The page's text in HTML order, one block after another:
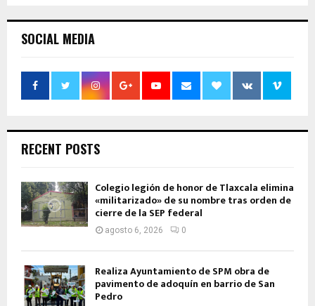
SOCIAL MEDIA
RECENT POSTS
Colegio legión de honor de Tlaxcala elimina
«militarizado» de su nombre tras orden de
cierre de la SEP federal
agosto 6, 2026 0
Realiza Ayuntamiento de SPM obra de
pavimento de adoquín en barrio de San
Pedro